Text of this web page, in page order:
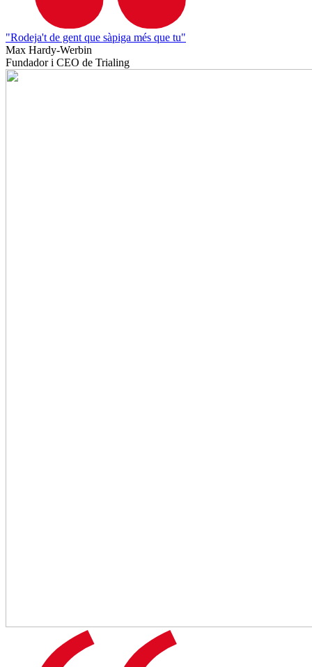
"Rodeja't de gent que sàpiga més que tu"
Max Hardy-Werbin
Fundador i CEO de Trialing